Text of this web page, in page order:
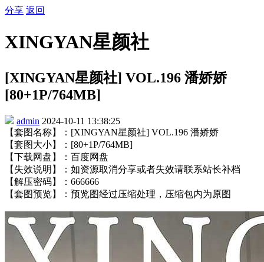
分享 返回
XINGYAN星颜社
[XINGYAN星颜社] VOL.196 潘娇娇
[80+1P/764MB]
admin 2024-10-11 13:38:25
【套图名称】：[XINGYAN星颜社] VOL.196 潘娇娇
【套图大小】：[80+1P/764MB]
【下载网盘】：百度网盘
【失效说明】：如资源取消分享或者失效请联系站长补档
【解压密码】：666666
【套图预览】：预览图经过压缩处理，压缩包内为原图